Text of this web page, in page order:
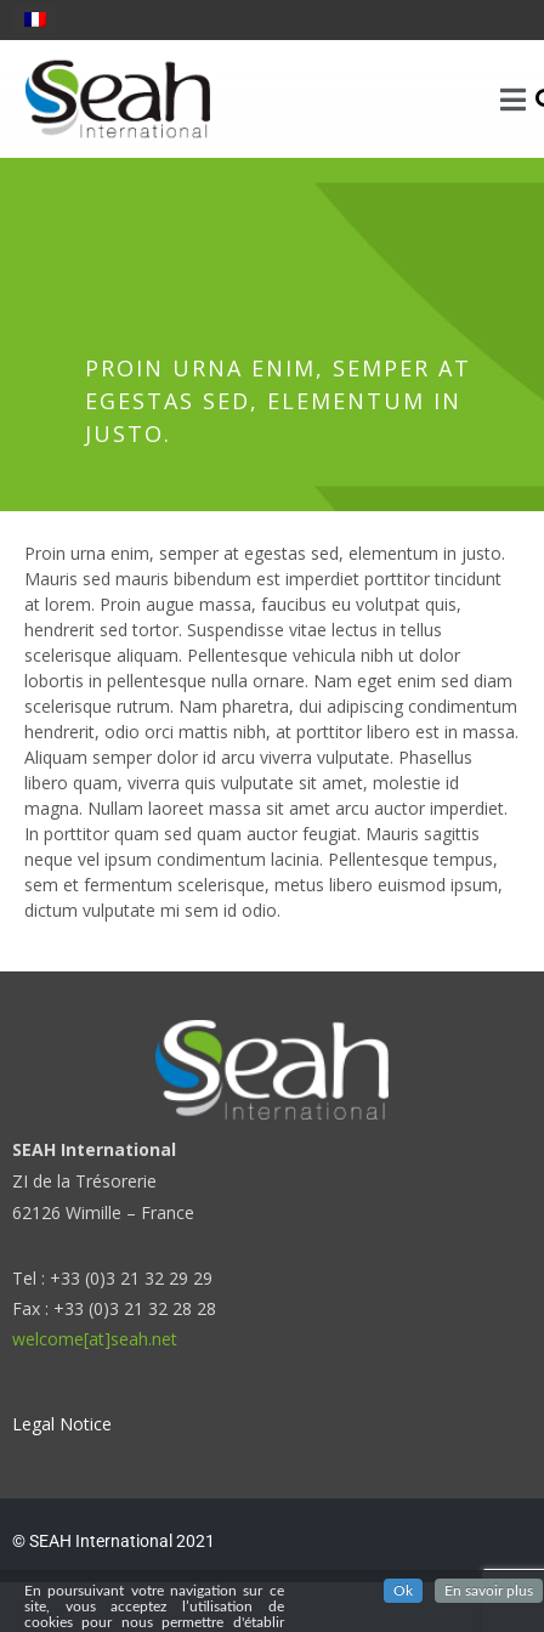
PROIN URNA ENIM, SEMPER AT
EGESTAS SED, ELEMENTUM IN
JUSTO.
Proin urna enim, semper at egestas sed, elementum in justo.
Mauris sed mauris bibendum est imperdiet porttitor tincidunt
at lorem. Proin augue massa, faucibus eu volutpat quis,
hendrerit sed tortor. Suspendisse vitae lectus in tellus
scelerisque aliquam. Pellentesque vehicula nibh ut dolor
lobortis in pellentesque nulla ornare. Nam eget enim sed diam
scelerisque rutrum. Nam pharetra, dui adipiscing condimentum
hendrerit, odio orci mattis nibh, at porttitor libero est in massa.
Aliquam semper dolor id arcu viverra vulputate. Phasellus
libero quam, viverra quis vulputate sit amet, molestie id
magna. Nullam laoreet massa sit amet arcu auctor imperdiet.
In porttitor quam sed quam auctor feugiat. Mauris sagittis
neque vel ipsum condimentum lacinia. Pellentesque tempus,
sem et fermentum scelerisque, metus libero euismod ipsum,
dictum vulputate mi sem id odio.
SEAH International
ZI de la Trésorerie
62126 Wimille – France
Tel : +33 (0)3 21 32 29 29
Fax : +33 (0)3 21 32 28 28
welcome[at]seah.net
Legal Notice
© SEAH International 2021
En poursuivant votre navigation sur ce
site, vous acceptez l’utilisation de
cookies pour nous permettre d'établir
Ok En savoir plus